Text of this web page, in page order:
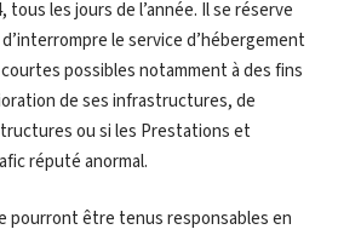
tous les jours de l’année. Il se réserve
le service d’hébergement
possibles notamment à des fins
de ses infrastructures, de
ou si les Prestations et
réputé anormal.
pourront être tenus responsables en